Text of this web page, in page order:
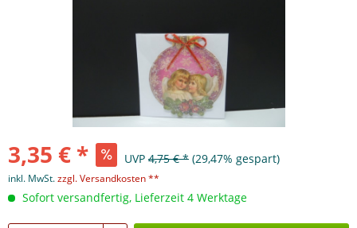
3,35 € * UVP 4,75 € * (29,47% gespart)
inkl. MwSt.zzgl. Versandkosten **
Sofort versandfertig, Lieferzeit 4 Werktage